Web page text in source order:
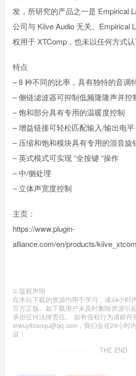
发，所研究的产品之一是 Empirical
公司与 Kiive Audio 无关。Empirical
权用于 XTComp，也未以任何方式认
特点
– 8 种不同的比率，具有独特的音调
– 侧链滤波器可抑制低频隆隆声并控
– 饱和部分具有专用的温暖度控制
– 增益链接可轻松匹配输入/输出电平
– 压缩和饱和模块具有专用的混音旋
– 英式模式可实现 “全按键 “操作
– 中/侧处理
– 立体声宽度控制
主页：
https://www.plugin-
alliance.com/en/products/
© 版权声明
在本站下载的资源均用于学习，请24小时
官方正版。如下载用户未及时删除资源引
承担任何法律责任。 如有侵权行为请邮件
erwuyibianqu@qq.com，我们会在24小时
谅！
THE END